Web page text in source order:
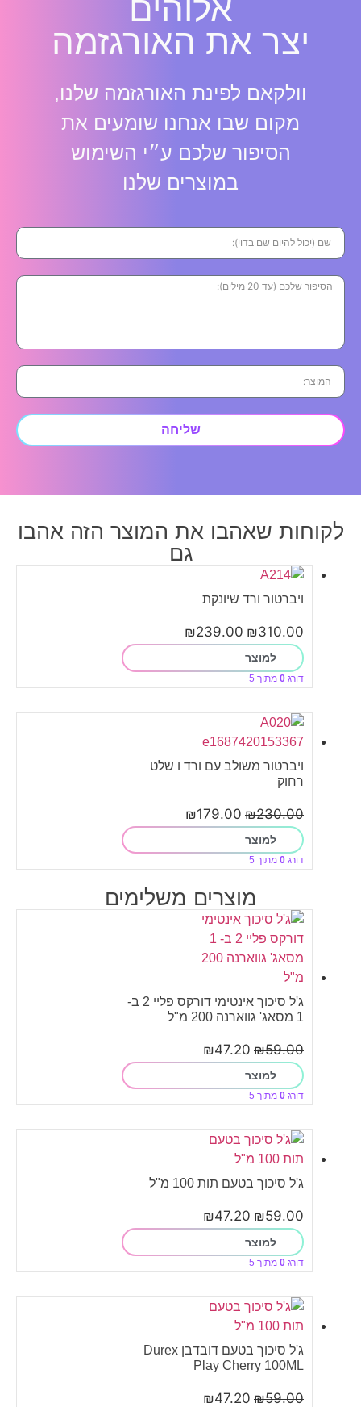
אלוהים
יצר את האורגזמה
וולקאם לפינת האורגזמה שלנו,
מקום שבו אנחנו שומעים את
הסיפור שלכם ע״י השימוש
במוצרים שלנו
שליחה
לקוחות שאהבו את המוצר הזה אהבו
גם
ויברטור ורד שיונקת
₪310.00
₪239.00
למוצר
דורג 0 מתוך 5
ויברטור משולב עם ורד ו שלט
רחוק
₪230.00
₪179.00
למוצר
דורג 0 מתוך 5
מוצרים משלימים
ג'ל סיכוך אינטימי דורקס פליי 2 ב-
1 מסאג' גווארנה 200 מ"ל
₪59.00
₪47.20
למוצר
דורג 0 מתוך 5
ג'ל סיכוך בטעם תות 100 מ"ל
₪59.00
₪47.20
למוצר
דורג 0 מתוך 5
ג'ל סיכוך בטעם דובדבן Durex
Play Cherry 100ML
₪59.00
₪47.20